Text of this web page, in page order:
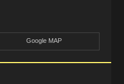
Google MAP